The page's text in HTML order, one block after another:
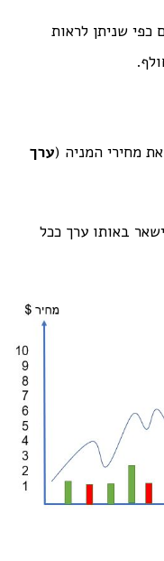
כפי שניתן לראות
ערך
באותו ערך ככל